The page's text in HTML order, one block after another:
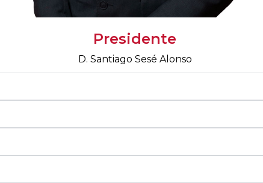
Presidente
D. Santiago Sesé Alonso